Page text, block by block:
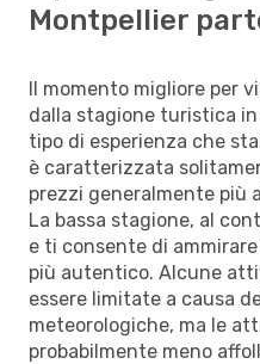
Montpellier
Il momento migliore per
dalla stagione turistica
tipo di esperienza che
è caratterizzata
prezzi generalmente più
La bassa stagione, al
e ti consente di
più autentico. Alcune
essere limitate a causa
meteorologiche, ma le
probabilmente meno